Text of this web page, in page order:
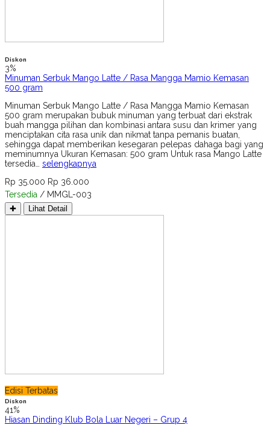
Diskon
3%
Minuman Serbuk Mango Latte / Rasa Mangga Mamio Kemasan
500 gram
Minuman Serbuk Mango Latte / Rasa Mangga Mamio Kemasan
500 gram merupakan bubuk minuman yang terbuat dari ekstrak
buah mangga pilihan dan kombinasi antara susu dan krimer yang
menciptakan cita rasa unik dan nikmat tanpa pemanis buatan,
sehingga dapat memberikan kesegaran pelepas dahaga bagi yang
meminumnya Ukuran Kemasan: 500 gram Untuk rasa Mango Latte
tersedia… selengkapnya
Rp 35.000 Rp 36.000
Tersedia / MMGL-003
✚ Lihat Detail
Edisi Terbatas
Diskon
41%
Hiasan Dinding Klub Bola Luar Negeri – Grup 4